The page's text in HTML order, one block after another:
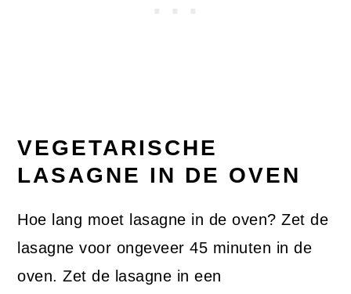
VEGETARISCHE
LASAGNE IN DE OVEN
Hoe lang moet lasagne in de oven? Zet de
lasagne voor ongeveer 45 minuten in de
oven. Zet de lasagne in een